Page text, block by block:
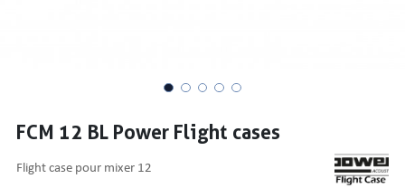
FCM 12 BL Power Flight cases
flight case pour mixer 12